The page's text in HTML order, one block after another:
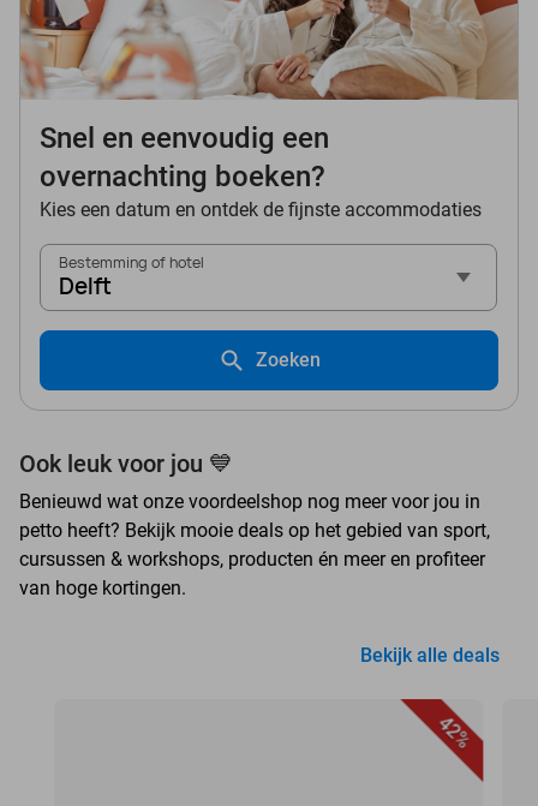
Snel en eenvoudig een
overnachting boeken?
Kies een datum en ontdek de fijnste accommodaties
Bestemming of hotel
Delft
Zoeken
Ook leuk voor jou 💙
Benieuwd wat onze voordeelshop nog meer voor jou in
petto heeft? Bekijk mooie deals op het gebied van sport,
cursussen & workshops, producten én meer en profiteer
van hoge kortingen.
Bekijk alle deals
42%